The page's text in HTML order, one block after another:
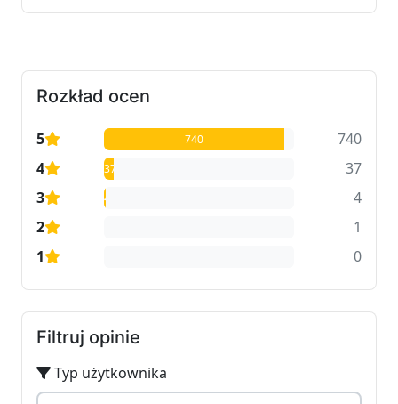
Rozkład ocen
5 740
740
4
37
37
3
4
4
2
1
1
0
Filtruj opinie
Typ użytkownika